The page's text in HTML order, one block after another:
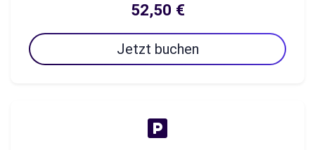
52,50 €
Jetzt buchen